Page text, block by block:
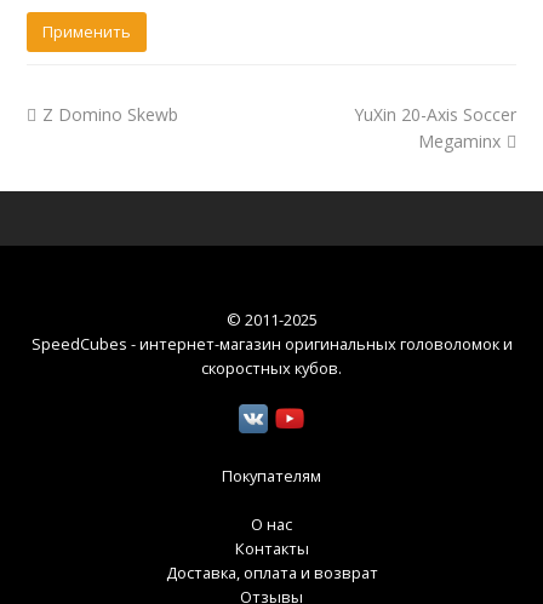
Z Domino Skewb
YuXin 20-Axis Soccer
Megaminx
© 2011-2025
SpeedCubes - интернет-магазин оригинальных головоломок и
скоростных кубов.
Покупателям
О нас
Контакты
Доставка, оплата и возврат
Отзывы